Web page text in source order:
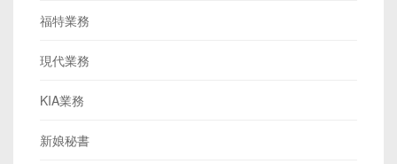
福特業務
現代業務
KIA業務
新娘秘書